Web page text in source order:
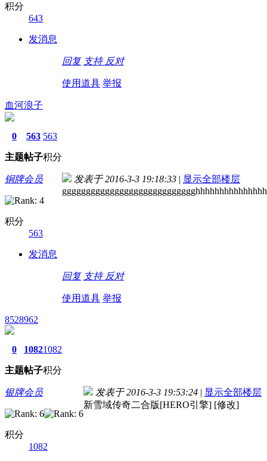
积分
643
发消息
回复 支持 反对
使用道具 举报
血河浪子
0
主题
563
帖子
563
积分
铜牌会员
积分
563
发消息
发表于 2016-3-3 19:18:33 | 显示全部楼层
gggggggggggggggggggggggggggghhhhhhhhhhhhhhh
回复 支持 反对
使用道具 举报
8528962
0
主题
1082
帖子
1082
积分
银牌会员
积分
1082
发表于 2016-3-3 19:53:24 | 显示全部楼层
新雪域传奇二合版[HERO引擎] [修改]